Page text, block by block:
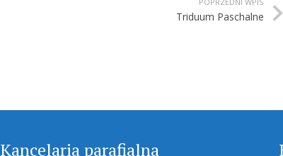
Triduum Paschalne
Kancelaria parafialna